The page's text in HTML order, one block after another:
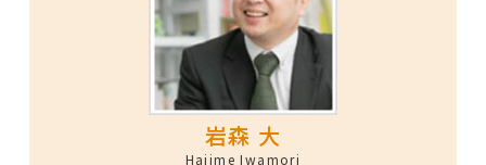
岩森 大
Hajime Iwamori